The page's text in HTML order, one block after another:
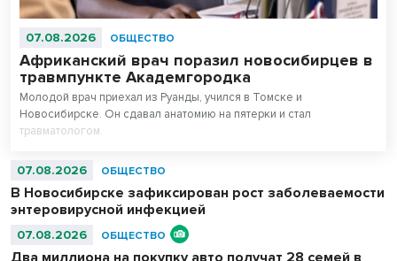
07.08.2026 ОБЩЕСТВО
Африканский врач поразил новосибирцев в
травмпункте Академгородка
Молодой врач приехал из Руанды, учился в Томске и
Новосибирске. Он сдавал анатомию на пятерки и стал
травматологом.
07.08.2026 ОБЩЕСТВО
В Новосибирске зафиксирован рост заболеваемости
энтеровирусной инфекцией
07.08.2026 ОБЩЕСТВО